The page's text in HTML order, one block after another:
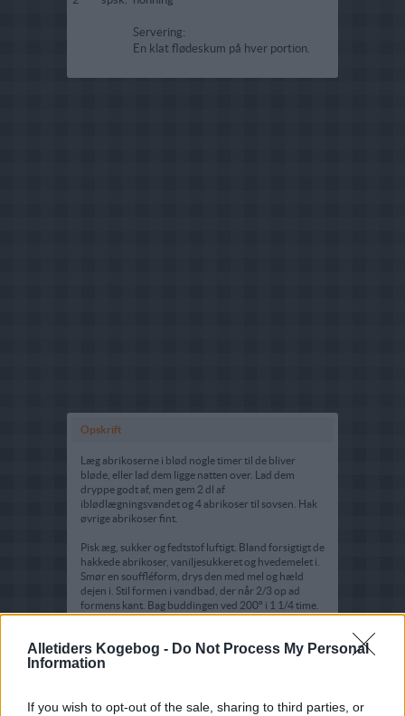
Alletiders Kogebog - Do Not Process My Personal
Information
If you wish to opt-out of the sale, sharing to third parties, or
Servering:
En klat flødeskum på hver portion.
Opskrift
Læg abrikoserne i blød nogle timer til de bliver
bløde, eller lad dem ligge natten over. Lad dem
dryppe godt af, men gem 2 dl af
iblødlægningsvandet og 4 abrikoser til sovsen. Hak
øvrige abrikoser fint.
Pisk æg, sukker og fedtstof luftigt. Bland forsigtigt de
hakkede abrikoser, vaniljesukkeret og hvedemelet i.
Smør en souffléform, drys den med mel og hæld
dejen i. Stil formen i vandbad, der når 2/3 op ad
formens kant. Bag buddingen ved 200º i 1 1/4 time.
abrikoser i en blender. Varm sovsen i en kasserolle til
den er blevet lidt tykkere. Servér buddingen og